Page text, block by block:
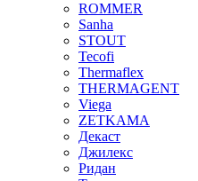
ROMMER
Sanha
STOUT
Tecofi
Thermaflex
THERMAGENT
Viega
ZETKAMA
Декаст
Джилекс
Ридан